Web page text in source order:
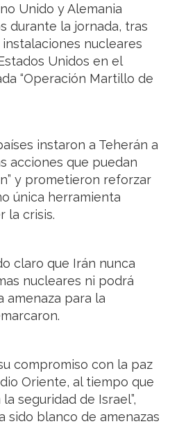
Unido y Alemania
durante la jornada, tras
nucleares
Unidos en el
“Operación Martillo de
instaron a Teherán a
acciones que puedan
y prometieron reforzar
única herramienta
la crisis.
claro que Irán nunca
nucleares ni podrá
amenaza para la
compromiso con la paz
Oriente, al tiempo que
seguridad de Israel”,
sido blanco de amenazas